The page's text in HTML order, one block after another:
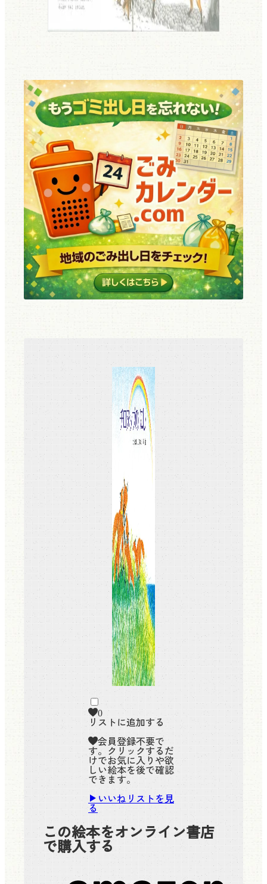
0
リストに追加する
会員登録不要で
す。クリックするだ
けでお気に入りや欲
しい絵本を後で確認
できます。
いいねリストを見
る
この絵本をオンライン書店
で購入する